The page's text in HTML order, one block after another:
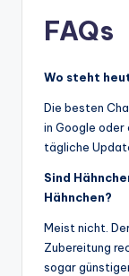
FAQs
Wo steht
Die besten
in Google
tägliche
Sind
Hähnchen?
Meist nicht.
Zubereitung
sogar